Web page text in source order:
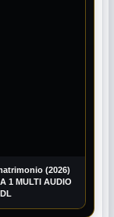
(2026)
1 MULTI AUDIO